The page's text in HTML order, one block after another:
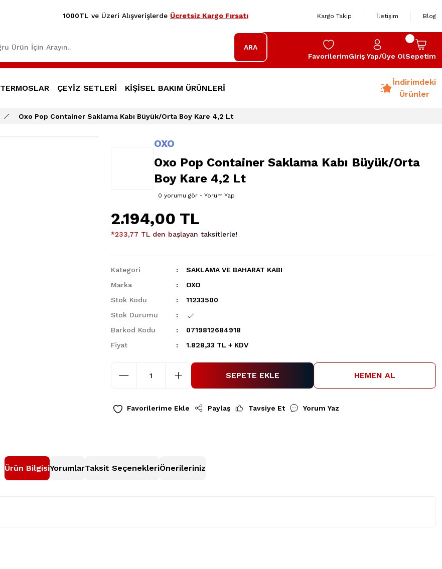
1000TL ve Üzeri Alışverişlerde Ücretsiz Kargo Fırsatı Kargo Takip İletişim Blog
ARA
FavorilerimGiriş Yap/Üye OlSepetim
TERMOSLAR ÇEYİZ SETLERİ KİŞİSEL BAKIM ÜRÜNLERİ
İndirimdeki
Ürünler
Oxo Pop Container Saklama Kabı Büyük/Orta Boy Kare 4,2 Lt
OXO
Oxo Pop Container Saklama Kabı Büyük/Orta
Boy Kare 4,2 Lt
0 yorumu gör - Yorum Yap
2.194,00 TL
*233,77 TL den başlayan taksitlerle!
Kategori
SAKLAMA VE BAHARAT KABI
Marka
OXO
Stok Kodu
11233500
Stok Durumu
Barkod Kodu
0719812684918
Fiyat
1.828,33 TL + KDV
SEPETE EKLE HEMEN AL
Paylaş Tavsiye Et Yorum Yaz
Ürün BilgisiYorumlarTaksit SeçenekleriÖnerileriniz